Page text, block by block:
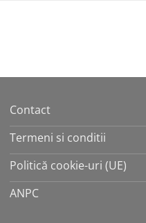
Contact
Termeni si conditii
Politică cookie-uri (UE)
ANPC